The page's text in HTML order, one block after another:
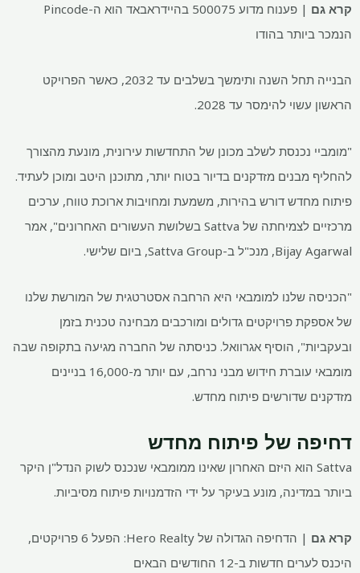
קרא גם
| פענוח מדוע 500075 בהיידראבאד הוא ה-Pincode
הנמכר ביותר בהודו
הבנייה תחל השנה ותימשך בשלבים עד 2032, כאשר הפרויקט
הראשון עשוי להימסר עד 2028.
"מומביי נכנסת לשלב מכונן של התחדשות עירונית, מונעת מהצורך
להחליף מבנים מזדקנים בדיור בטוח יותר, מתוכנן היטב ומוכן לעתיד.
פיתוח מחדש דורש בהירות, משמעת ומחויבות ארוכת טווח, ערכים
מרכזיים לצמיחתה של Sattva בשלושת העשורים האחרונים", אמר
Bijay Agarwal, מנכ"ל ב-Sattva Group, ביום שלישי.
"הכניסה שלנו למומבאי היא הרחבה אסטרטגית של המורשת שלנו
של אספקת פרויקטים גדולים ומורכבים מבחינה טכנית בזמן
ובעקביות", הוסיף אגרוואל. כניסתה של החברה מגיעה בתקופה שבה
מומבאי עוברת חידוש מבני נרחב, עם יותר מ-16,000 בניינים
מזדקנים שדורשים פיתוח מחדש.
דחיפה של פיתוח מחדש
Sattva הוא היזם האחרון שאינו ממומבאי שנכנס לשוק הנדל"ן היקר
ביותר במדינה, מונע בעיקר על ידי הזדמנויות פיתוח מסיביות.
קרא גם
| הדחיפה הגדולה של Hero Realty: הפעל 6 פרויקטים,
היכנס לערים חדשות ב-12 החודשים הבאים